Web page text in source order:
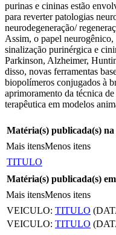
purinas e cininas estão
para reverter patologias
neurodegeneração/
Assim, o papel
sinalização purinérgica e
Parkinson, Alzheimer,
disso, novas ferramentas
biopolímeros conjugados à
aprimoramento da técnica
terapêutica em modelos
Matéria(s) publicada(s)
Mais itensMenos itens
TITULO
Matéria(s) publicada(s)
Mais itensMenos itens
VEICULO: TITULO
VEICULO: TITULO